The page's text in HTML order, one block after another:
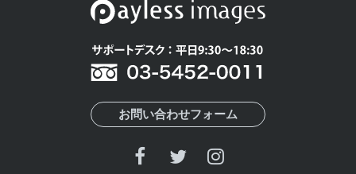
お問い合わせフォーム